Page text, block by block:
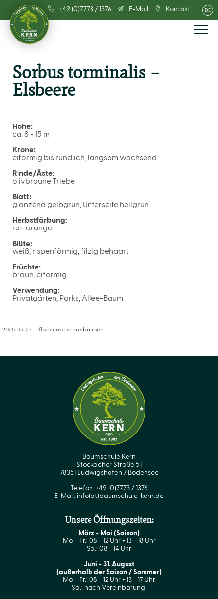
+49 (0)7773 / 1376 E-Mail Kontakt DE
Sorbus torminalis –
Elsbeere
Höhe:
ca. 8 - 15 m
Krone:
eiförmig bis rundlich, langsam wachsend
Rinde/Äste:
olivbraune Triebe
Blatt:
glänzend gelbgrün, Unterseite hellgrün
Herbstfärbung:
rot-orange
Blüte:
weiß, rispenförmig, filzig behaart
Früchte:
braun, eiförmig
Verwendung:
Privatgärten, Parks, Allee-Baum
2025-05-27 Pflanzenbeschreibungen
Baumschule Kern
Stockacher Straße 51
78351 Ludwigshafen / Bodensee
Telefon: +49 (0)7773 / 1376
E-Mail: info(at)baumschule-kern.de
Unsere Öffnungszeiten:
März - Mai (Saison)
Mo. - Fr.: 08 - 12 Uhr + 13 - 18 Uhr
Sa.: 08 - 14 Uhr
Juni - 31. August
(außerhalb der Saison / Sommer)
Mo. - Fr.: 08 - 12 Uhr + 13 - 17 Uhr
Sa.: nach Vereinbarung